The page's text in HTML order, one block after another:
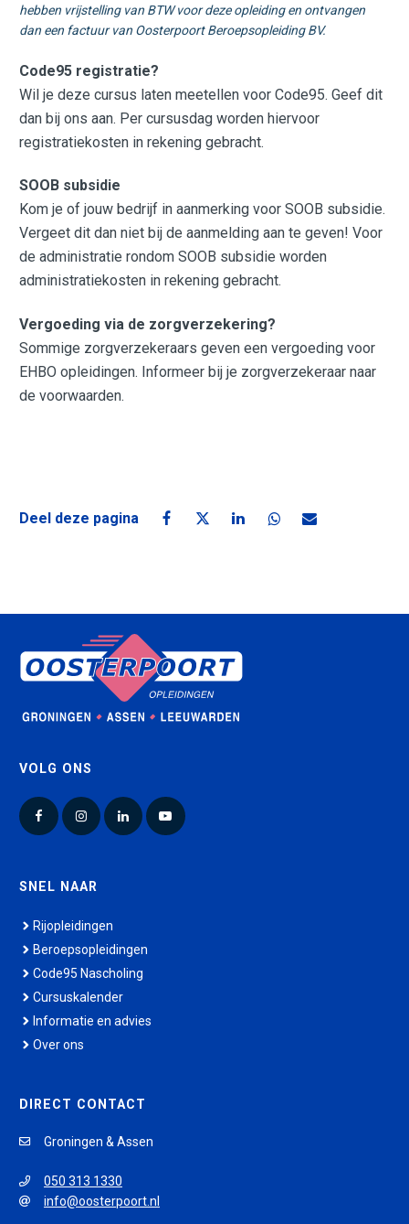
hebben vrijstelling van BTW voor deze opleiding en ontvangen
dan een factuur van Oosterpoort Beroepsopleiding BV.
Code95 registratie?
Wil je deze cursus laten meetellen voor Code95. Geef dit
dan bij ons aan. Per cursusdag worden hiervoor
registratiekosten in rekening gebracht.
SOOB subsidie
Kom je of jouw bedrijf in aanmerking voor SOOB subsidie.
Vergeet dit dan niet bij de aanmelding aan te geven! Voor
de administratie rondom SOOB subsidie worden
administratiekosten in rekening gebracht.
Vergoeding via de zorgverzekering?
Sommige zorgverzekeraars geven een vergoeding voor
EHBO opleidingen. Informeer bij je zorgverzekeraar naar
de voorwaarden.
Deel deze pagina
Deel deze pagina op Facebook
Deel deze pagina op X
Deel deze pagina op
Deel deze pagina
Deel deze
VOLG ONS
FacebookInstagramLinkedInYouTube
SNEL NAAR
Rijopleidingen
Beroepsopleidingen
Code95 Nascholing
Cursuskalender
Informatie en advies
Over ons
DIRECT CONTACT
Groningen & Assen
050 313 1330
info@oosterpoort.nl